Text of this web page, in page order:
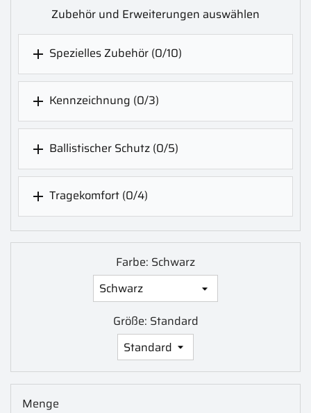
Zubehör und Erweiterungen auswählen
 Spezielles Zubehör (0/10)
 Kennzeichnung (0/3)
 Ballistischer Schutz (0/5)
 Tragekomfort (0/4)
Farbe: Schwarz
Größe: Standard
Menge